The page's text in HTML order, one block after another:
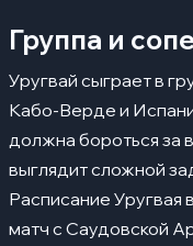
Группа и
Уругвай сыграет в
Кабо-Верде и
должна бороться за
выглядит сложной
Расписание Уругвая
матч с Саудовской